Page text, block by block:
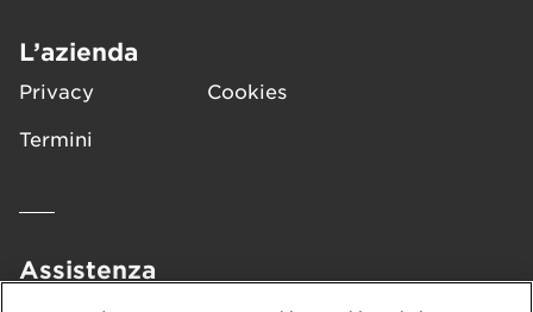
L’azienda
Privacy
Cookies
Termini
Assistenza